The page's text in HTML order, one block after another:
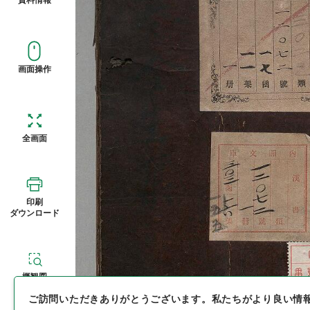
画面操作
全画面
印刷
ダウンロード
概観図
ご訪問いただきありがとうございます。 私たちがより良い情